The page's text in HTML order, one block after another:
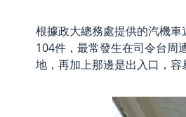
根據政大總務處提供的汽機
104件，最常發生在司令台周
地，再加上那邊是出入口，容